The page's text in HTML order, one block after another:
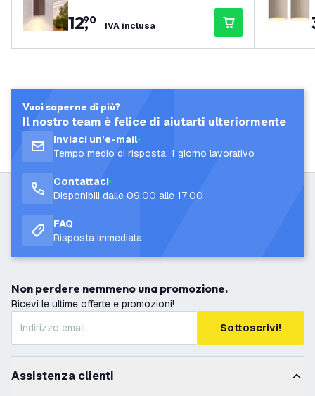
co GU10 - Bidirezionale - Ruggine -
Adatta per Interni ed Esterni
12,
90 IVA inclusa
Vuoi saperne di più?
Il nostro team è felice di aiutarti ulteriormente
Inviaci un’e-mail
Tempo medio di risposta: 1 giorno lavorativo
Contattaci
Disponibili dalle 09:00 alle 17:00
FAQ
Risposta immediata
Non perdere nemmeno una promozione.
Ricevi le ultime offerte e promozioni!
Sottoscrivi!
Assistenza clienti